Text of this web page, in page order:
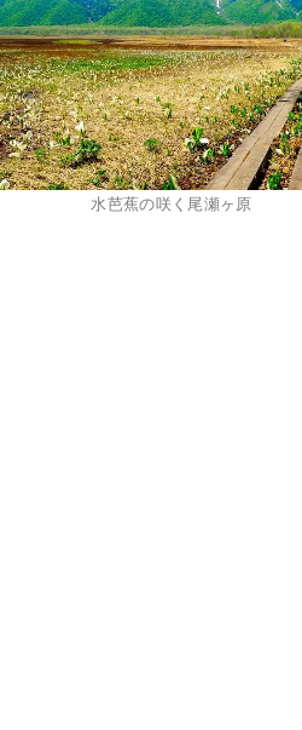
水芭蕉の咲く尾瀬ヶ原